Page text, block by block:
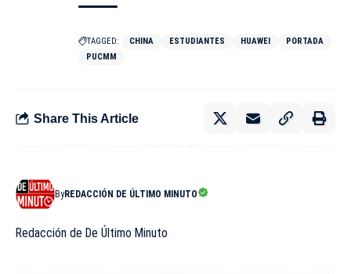
TAGGED: CHINA ESTUDIANTES HUAWEI
PORTADA
PUCMM
Share This Article
ByREDACCIÓN DE ÚLTIMO MINUTO
Redacción de De Último Minuto